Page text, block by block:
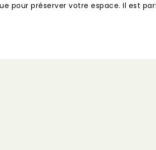
pour préserver votre espace. Il est